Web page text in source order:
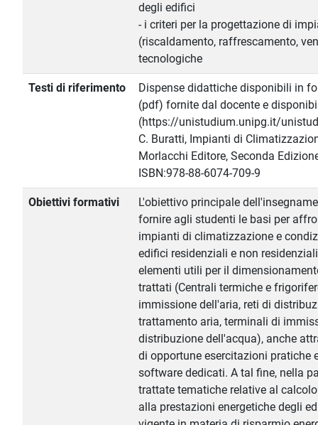
degli edifici
- i criteri per la progettazione di
(riscaldamento, raffrescamento,
tecnologiche
Testi di riferimento
Dispense didattiche disponibili in
(pdf) fornite dal docente e
(https://unistudium.unipg.it/
C. Buratti, Impianti di
Morlacchi Editore, Seconda
ISBN:978-88-6074-709-9
Obiettivi formativi
L'obiettivo principale
fornire agli studenti le basi per
impianti di climatizzazione e
edifici residenziali e non
elementi utili per il
trattati (Centrali termiche e
immissione dell'aria, reti di
trattamento aria, terminali di
distribuzione dell'acqua), anche
di opportune esercitazioni pratiche
software dedicati. A tal fine, nella
trattate tematiche relative al
alla prestazioni energetiche degli